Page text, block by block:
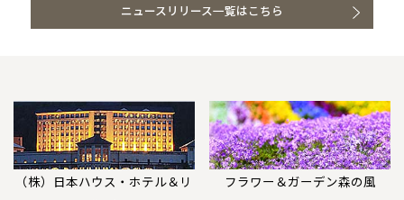
ニュースリリース一覧はこちら
（株）日本ハウス・ホテル＆リ
フラワー＆ガーデン森の風